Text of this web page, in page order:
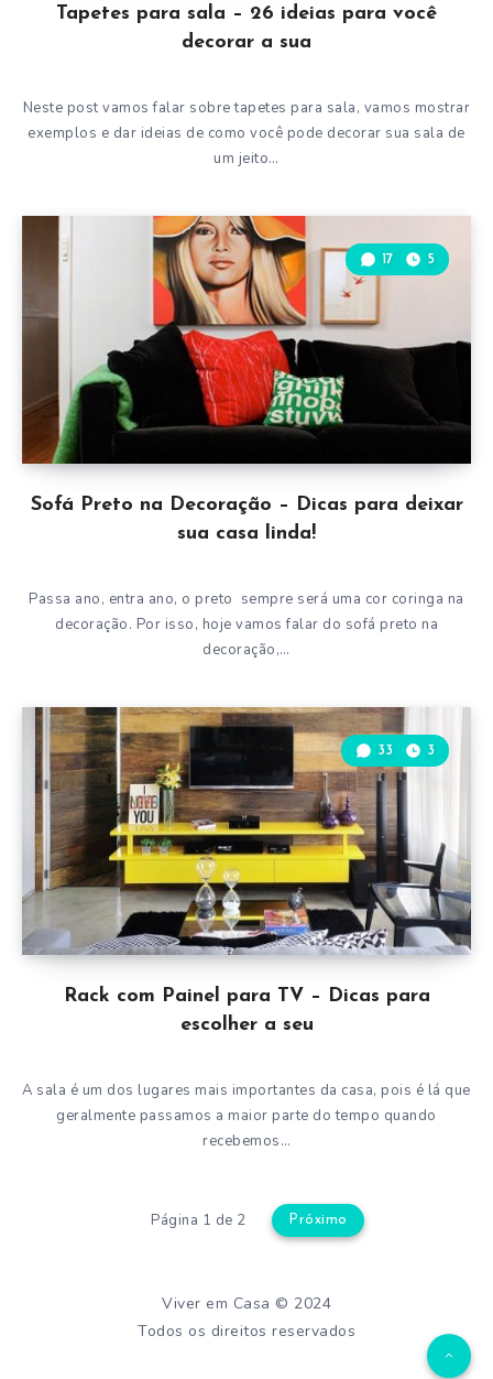
Tapetes para sala – 26 ideias para você
decorar a sua
Neste post vamos falar sobre tapetes para sala, vamos mostrar
exemplos e dar ideias de como você pode decorar sua sala de
um jeito…
Sofá Preto na Decoração – Dicas para deixar
sua casa linda!
17 5
Passa ano, entra ano, o preto sempre será uma cor coringa na
decoração. Por isso, hoje vamos falar do sofá preto na
decoração,…
Rack com Painel para TV – Dicas para
escolher a seu
33 3
A sala é um dos lugares mais importantes da casa, pois é lá que
geralmente passamos a maior parte do tempo quando
recebemos…
Página 1 de 2 Próximo
Viver em Casa © 2024
Todos os direitos reservados